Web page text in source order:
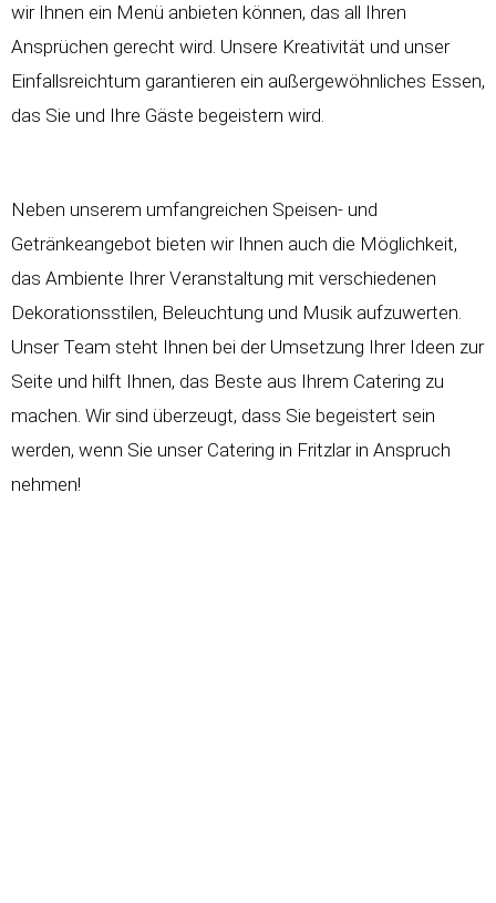
wir Ihnen ein Menü anbieten können, das all Ihren
Ansprüchen gerecht wird. Unsere Kreativität und unser
Einfallsreichtum garantieren ein außergewöhnliches Essen,
das Sie und Ihre Gäste begeistern wird.
Neben unserem umfangreichen Speisen- und
Getränkeangebot bieten wir Ihnen auch die Möglichkeit,
das Ambiente Ihrer Veranstaltung mit verschiedenen
Dekorationsstilen, Beleuchtung und Musik aufzuwerten.
Unser Team steht Ihnen bei der Umsetzung Ihrer Ideen zur
Seite und hilft Ihnen, das Beste aus Ihrem Catering zu
machen. Wir sind überzeugt, dass Sie begeistert sein
werden, wenn Sie unser Catering in Fritzlar in Anspruch
nehmen!